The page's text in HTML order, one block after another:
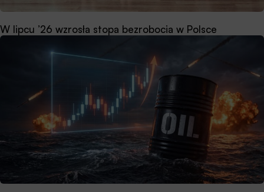
W lipcu ’26 wzrosła stopa bezrobocia w Polsce